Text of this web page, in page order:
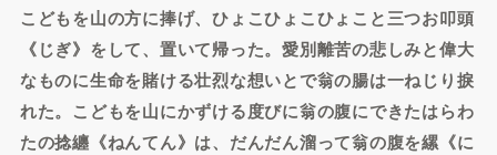
こどもを山の方に捧げ、ひょこひょこひょこと三つお叩頭
《じぎ》をして、置いて帰った。愛別離苦の悲しみと偉大
なものに生命を賭ける壮烈な想いとで翁の腸は一ねじり捩
れた。こどもを山にかずける度びに翁の腹にできたはらわ
たの捻纏《ねんてん》は、だんだん溜って翁の腹を縲《に